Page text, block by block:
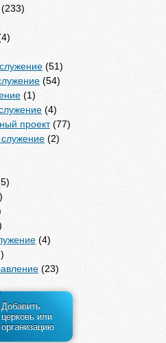
(233)
(51)
(54)
(1)
(4)
проект (77)
(2)
(4)
(23)
Добавить
церковь или
организацию